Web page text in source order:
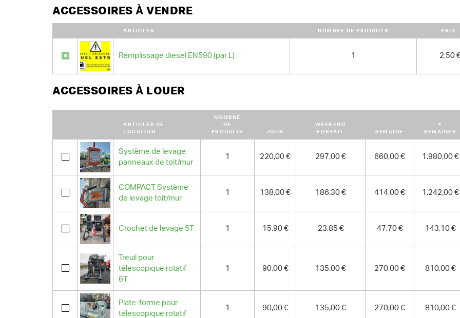
795 cm x 253 cm x 312 cm
ACCESSOIRES À VENDRE
ARTICLES NOMBRE DE PRODUITS PRIX
Remplissage diesel EN590 (par L) 1 2,50
ACCESSOIRES À LOUER
ARTICLES DE
LOCATION
NOMBRE
DE
PRODUITS
JOUR
WEEKEND
FORFAIT
SEMAINE
4
SEMAINES
Système de levage
panneaux de toit/mur
1 220,00 € 297,00 € 660,00 € 1.980,00 €
COMPACT Système
de levage toit/mur
1 138,00 € 186,30 € 414,00 € 1.242,00 €
Crochet de levage 5T 1 15,90 € 23,85 € 47,70 € 143,10 €
Treuil pour
télescopique rotatif
6T
1 90,00 € 135,00 € 270,00 € 810,00 €
Plate-forme pour
télescopique rotatif
1 90,00 € 135,00 € 270,00 € 810,00 €